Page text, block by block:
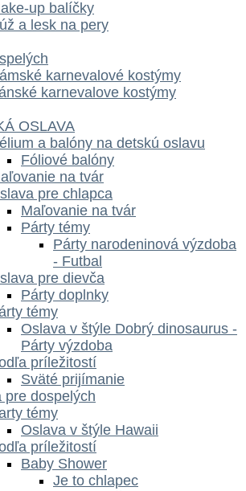
up balíčky
a lesk na pery
karnevalové kostýmy
karnevalove kostýmy
OSLAVA
a balóny na detskú oslavu
Fóliové balóny
na tvár
pre chlapca
Maľovanie na tvár
Párty témy
Párty narodeninová výzdoba
- Futbal
pre dievča
Párty doplnky
témy
Oslava v štýle Dobrý dinosaurus -
Párty výzdoba
príležitostí
Sväté prijímanie
pre dospelých
témy
Oslava v štýle Hawaii
príležitostí
Baby Shower
Je to chlapec